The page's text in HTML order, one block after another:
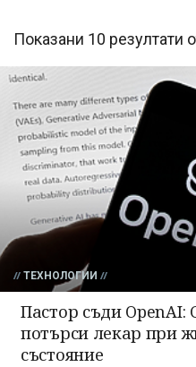
Показани 10 резултати
ТЕХНОЛОГИИ
Пастор съди OpenAI:
потърси лекар при
състояние